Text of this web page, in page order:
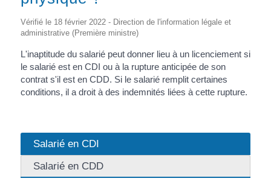
Vérifié le 18 février 2022 - Direction de l'information légale et
administrative (Première ministre)
L'inaptitude du salarié peut donner lieu à un licenciement si
le salarié est en CDI ou à la rupture anticipée de son
contrat s'il est en CDD. Si le salarié remplit certaines
conditions, il a droit à des indemnités liées à cette rupture.
Salarié en CDI
Salarié en CDD